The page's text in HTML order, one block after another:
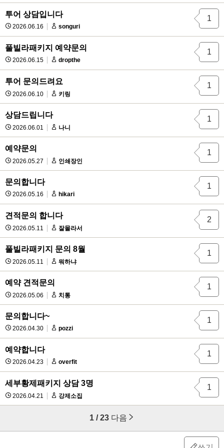
투어 상담입니다
2026.06.16 songuri
1
풀빌라패키지 예약문의
2026.06.15 dropthe
1
투어 문의드려요
2026.06.10 키링
1
상담드립니다
2026.06.01 나니
1
예약문의
2026.05.27 인쇄장인
1
문의합니다
2026.05.16 hikari
1
견적문의 합니다
2026.05.11 잘몰라서
2
풀빌라패키지 문의 8월
2026.05.11 뭐하냐
1
예약 견적문의
2026.05.06 치통
1
문의합니다~
2026.04.30 pozzi
1
예약합니다
2026.04.23 overfit
1
세부황제패키지 상담 3명
2026.04.21 강제소집
1
1 / 23 다음